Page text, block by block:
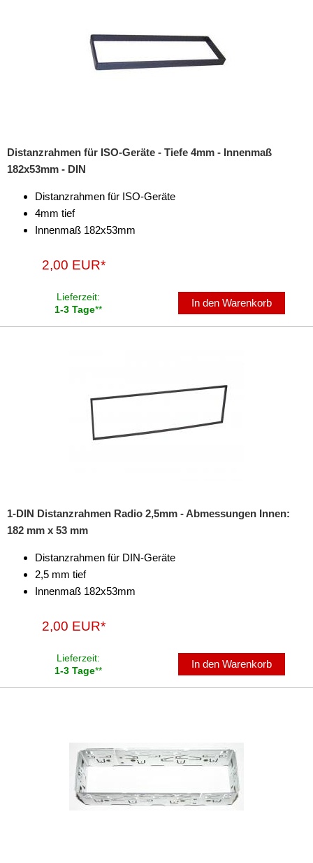
Antennenadapter
Antennenstecker
Antennenverstärker
Antennenzubehör
Aux-In-Adapter
Bluetooth
Cinch-Kabel
Freischaltmodule
Handyhalterungen
Lautsprecheradapter
Lautsprecherringe
Lenkradadapter
Distanzrahmen für ISO-Geräte - Tiefe 4mm - Innenmaß
182x53mm - DIN
Distanzrahmen für ISO-Geräte
4mm tief
Innenmaß 182x53mm
2,00 EUR*
Lieferzeit:
1-3 Tage**
In den Warenkorb
1-DIN Distanzrahmen Radio 2,5mm - Abmessungen Innen:
182 mm x 53 mm
Distanzrahmen für DIN-Geräte
2,5 mm tief
Innenmaß 182x53mm
2,00 EUR*
Lieferzeit:
1-3 Tage**
In den Warenkorb